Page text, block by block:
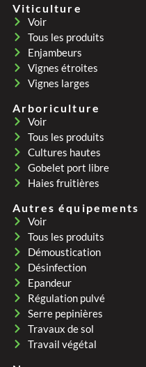
Viticulture
Voir
Tous les produits
Enjambeurs
Vignes étroites
Vignes larges
Arboriculture
Voir
Tous les produits
Cultures hautes
Gobelet port libre
Haies fruitières
Autres équipements
Voir
Tous les produits
Démoustication
Désinfection
Epandeur
Régulation pulvé
Serre pepinières
Travaux de sol
Travail végétal